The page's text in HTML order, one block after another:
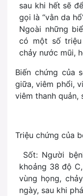
sau khi hết sẽ
gọi là “vằn da
Ngoài những
có một số
chảy nước mũi,
Biến chứng của
giữa, viêm phổi,
viêm thanh quản,
Triệu chứng của
Sốt: Người
khoảng 38 độ
vùng họng,
ngày, sau khi